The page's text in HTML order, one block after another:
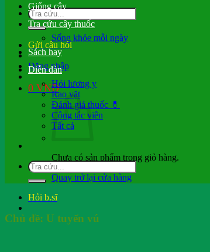
Gửi câu hỏi
Đăng nhập
0 VND
Chưa có sản phẩm trong giỏ hàng.
Quay trở lại cửa hàng
Hỏi b.sĩ
Giống cây
Tra cứu cây thuốc
Sống khỏe mỗi ngày
Sách hay
Diễn đàn
Hỏi lương y
Rao vặt
Đánh giá thuốc 💊
Cộng tác viên
Tất cả
Chủ đề: U tuyến vú